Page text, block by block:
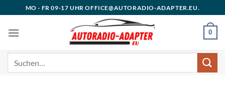
Inhalt
springen
MO - FR 09-17 UHR OFFICE@AUTORADIO-ADAPTER.EU.
0